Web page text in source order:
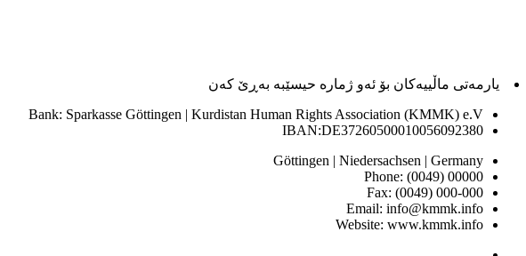
یارمەتی ماڵییەکان بۆ ئەو ژماره حیسێبە بەڕێ کەن
Bank: Sparkasse Göttingen | Kurdistan Human Rights Association (KMMK) e.V
IBAN:DE37260500010056092380
Göttingen | Niedersachsen | Germany
Phone: (0049) 00000
Fax: (0049) 000-000
Email: info@kmmk.info
Website: www.kmmk.info